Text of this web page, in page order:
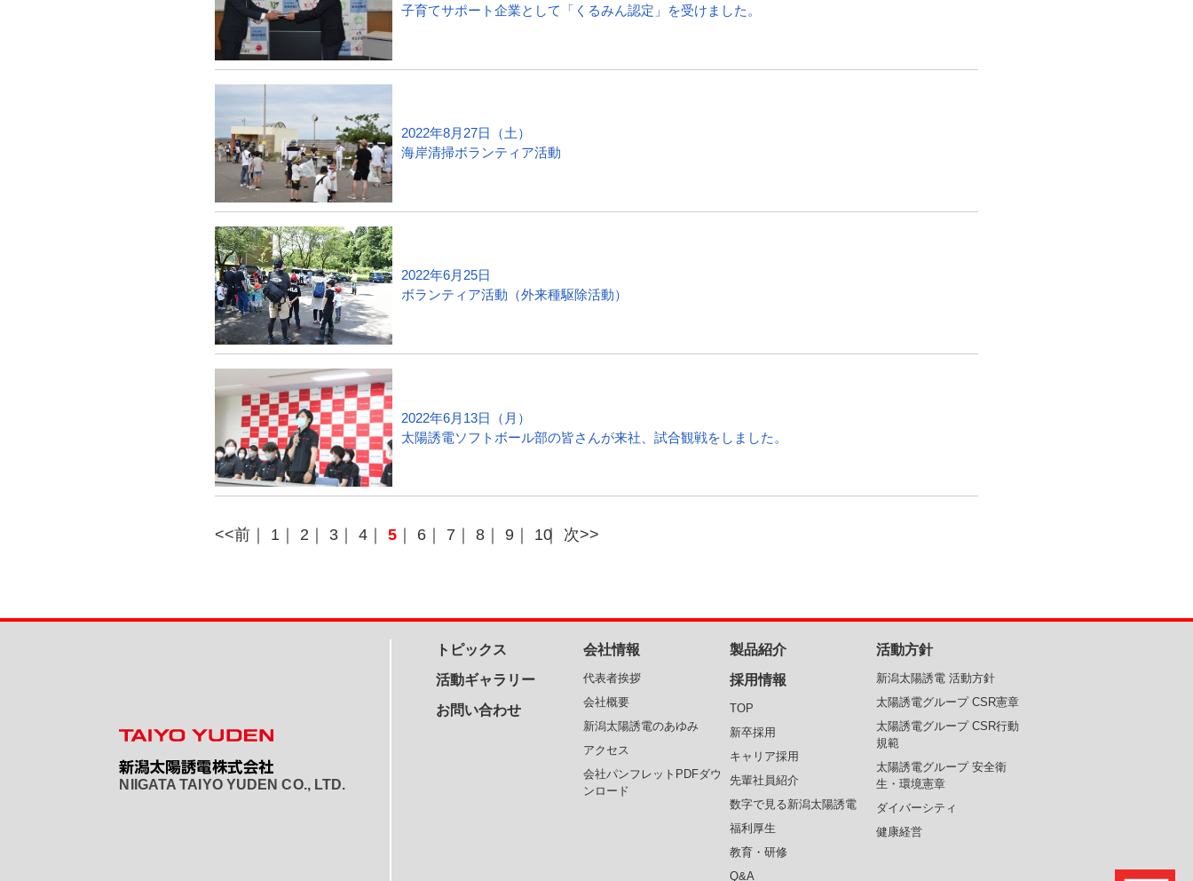
子育てサポート企業として「くるみん認定」を受けました。
2022年8月27日（土）
海岸清掃ボランティア活動
2022年6月25日
ボランティア活動（外来種駆除活動）
2022年6月13日（月）
太陽誘電ソフトボール部の皆さんが来社、試合観戦をしました。
<<前｜ 1｜ 2 3｜ 4｜ 5｜ 6｜ 7 8｜ 9｜ 10
｜ 次>>
NIIGATA TAIYO YUDEN CO., LTD.
トピックス
活動ギャラリー
お問い合わせ
会社情報
代表者挨拶
会社概要
新潟太陽誘電のあゆみ
アクセス
会社パンフレットPDFダウ
ンロード
製品紹介
採用情報
TOP
新卒採用
キャリア採用
先輩社員紹介
数字で見る新潟太陽誘電
福利厚生
教育・研修
Q&A
活動方針
新潟太陽誘電 活動方針
太陽誘電グループ CSR憲章
太陽誘電グループ CSR行動
規範
太陽誘電グループ 安全衛
生・環境憲章
ダイバーシティ
健康経営